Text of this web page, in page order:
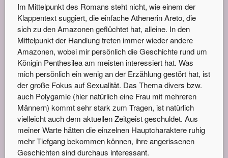
Im Mittelpunkt des Romans steht nicht, wie einem der
Klappentext suggiert, die einfache Athenerin Areto, die
sich zu den Amazonen geflüchtet hat, alleine. In den
Mittelpunkt der Handlung treten immer wieder andere
Amazonen, wobei mir persönlich die Geschichte rund um
Königin Penthesilea am meisten interessiert hat. Was
mich persönlich ein wenig an der Erzählung gestört hat, ist
der große Fokus auf Sexualität. Das Thema divers bzw.
auch Polygamie (hier natürlich eine Frau mit mehreren
Männern) kommt sehr stark zum Tragen, ist natürlich
vielleicht auch dem aktuellen Zeitgeist geschuldet. Aus
meiner Warte hätten die einzelnen Hauptcharaktere ruhig
mehr Tiefgang bekommen können, ihre angerissenen
Geschichten sind durchaus interessant.